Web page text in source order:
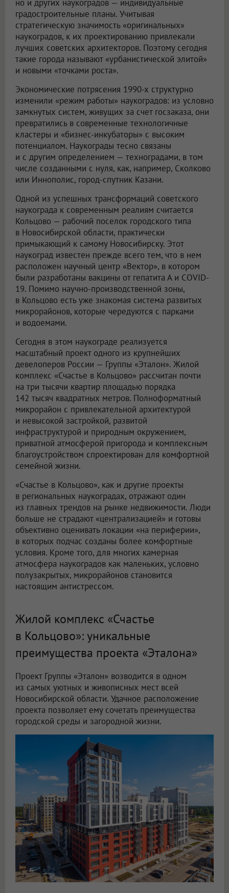
но и других наукоградов — индивидуальные
градостроительные планы. Учитывая
стратегическую значимость «оригинальных»
наукоградов, к их проектированию привлекали
лучших советских архитекторов. Поэтому сегодня
такие города называют «урбанистической элитой»
и новыми «точками роста».
Экономические потрясения 1990-х структурно
изменили «режим работы» наукоградов: из условно
замкнутых систем, живущих за счет госзаказа, они
превратились в современные технологичные
кластеры и «бизнес-инкубаторы» с высоким
потенциалом. Наукограды тесно связаны
и с другим определением — техноградами, в том
числе созданными с нуля, как, например, Сколково
или Иннополис, город-спутник Казани.
Одной из успешных трансформаций советского
наукограда к современным реалиям считается
Кольцово — рабочий поселок городского типа
в Новосибирской области, практически
примыкающий к самому Новосибирску. Этот
наукоград известен прежде всего тем, что в нем
расположен научный центр «Вектор», в котором
были разработаны вакцины от гепатита А и COVID-
19. Помимо научно-производственной зоны,
в Кольцово есть уже знакомая система развитых
микрорайонов, которые чередуются с парками
и водоемами.
Сегодня в этом наукограде реализуется
масштабный проект одного из крупнейших
девелоперов России — Группы «Эталон». Жилой
комплекс «Счастье в Кольцово» рассчитан почти
на три тысячи квартир площадью порядка
142 тысяч квадратных метров. Полноформатный
микрорайон с привлекательной архитектурой
и невысокой застройкой, развитой
инфраструктурой и природным окружением,
приватной атмосферой пригорода и комплексным
благоустройством спроектирован для комфортной
семейной жизни.
«Счастье в Кольцово», как и другие проекты
в региональных наукоградах, отражают один
из главных трендов на рынке недвижимости. Люди
больше не страдают «централизацией» и готовы
объективно оценивать локации «на периферии»,
в которых подчас созданы более комфортные
условия. Кроме того, для многих камерная
атмосфера наукоградов как маленьких, условно
полузакрытых, микрорайонов становится
настоящим антистрессом.
Жилой комплекс «Счастье
в Кольцово»: уникальные
преимущества проекта «Эталона»
Проект Группы «Эталон» возводится в одном
из самых уютных и живописных мест всей
Новосибирской области. Удачное расположение
проекта позволяет ему сочетать преимущества
городской среды и загородной жизни.